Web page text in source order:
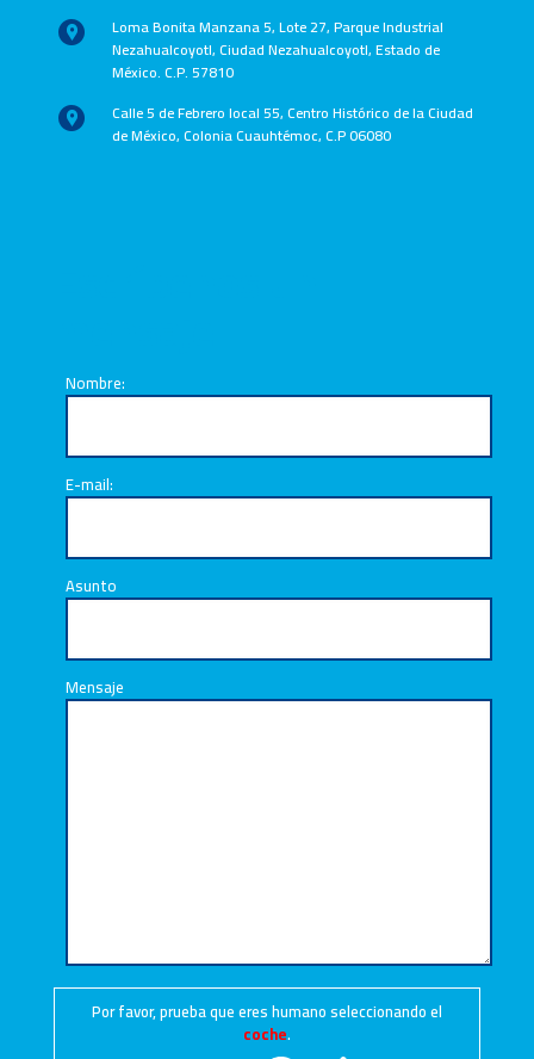
Loma Bonita Manzana 5, Lote 27, Parque Industrial
Nezahualcoyotl, Ciudad Nezahualcoyotl, Estado de
México. C.P. 57810
Calle 5 de Febrero local 55, Centro Histórico de la Ciudad
de México, Colonia Cuauhtémoc, C.P 06080
Nombre:
E-mail:
Asunto
Mensaje
Por favor, prueba que eres humano seleccionando el
coche.